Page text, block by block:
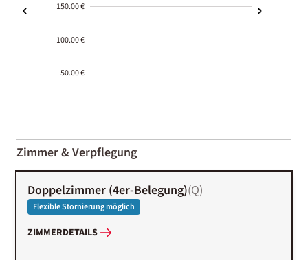
150.00 €
100.00 €
50.00 €
01-02
Zimmer & Verpflegung
Doppelzimmer (4er-Belegung)(Q)
Flexible Stornierung möglich
ZIMMERDETAILS